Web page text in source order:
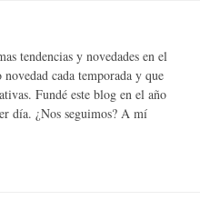
tendencias y novedades en el
cada temporada y que
Fundé este blog en el año
día. ¿Nos seguimos? A mí